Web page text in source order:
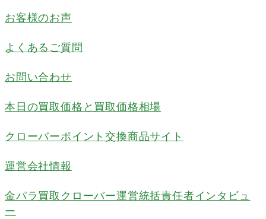
お客様のお声
よくあるご質問
お問い合わせ
本日の買取価格と買取価格相場
クローバーポイント交換商品サイト
運営会社情報
金パラ買取クローバー運営統括責任者インタビュ
ー